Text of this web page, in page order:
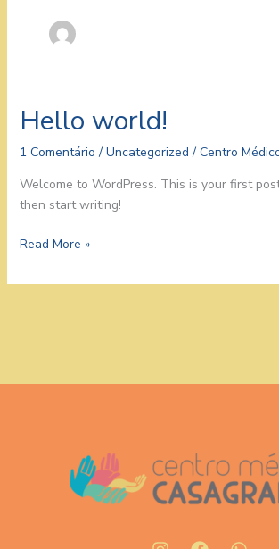
Hello world!
1 Comentário / Uncategorized / Centro
Welcome to WordPress. This is your first
then start writing!
Hello
Read More »